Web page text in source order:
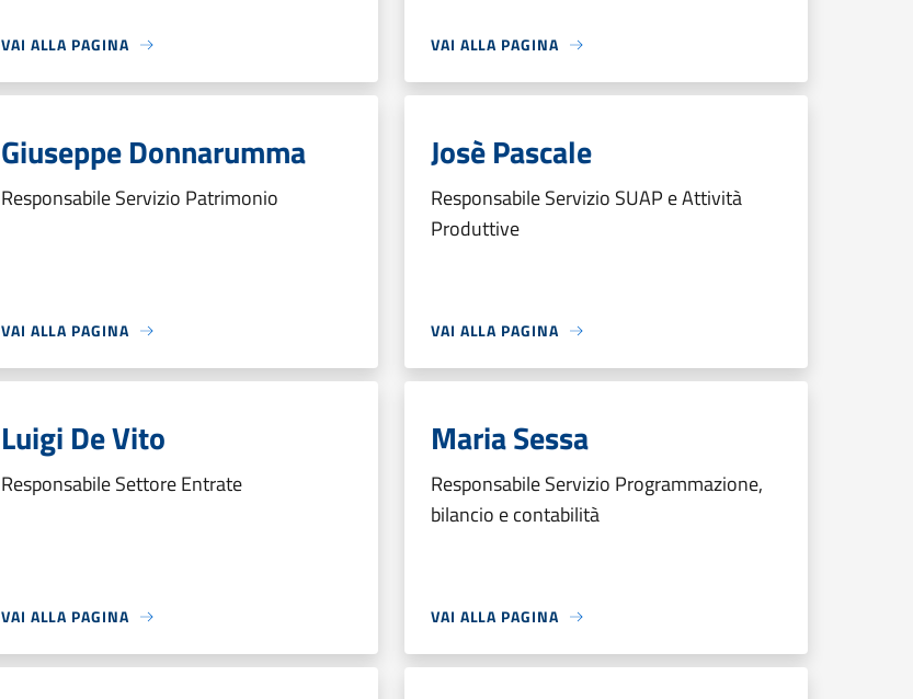
VAI ALLA PAGINA VAI ALLA PAGINA
Giuseppe Donnarumma
Responsabile Servizio Patrimonio
VAI ALLA PAGINA
Josè Pascale
Responsabile Servizio SUAP e Attività
Produttive
VAI ALLA PAGINA
Luigi De Vito
Responsabile Settore Entrate
VAI ALLA PAGINA
Maria Sessa
Responsabile Servizio Programmazione,
bilancio e contabilità
VAI ALLA PAGINA